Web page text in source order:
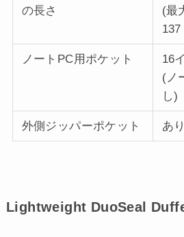
の長さ
(最
ノートPC用ポケット
16
(ノ
し)
外側ジッパーポケット あり
Lightweight DuoSeal